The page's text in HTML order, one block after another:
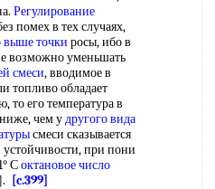
Регулирование
помех в тех случаях,
выше точки росы, ибо в
возможно уменьшать
смеси, вводимое в
топливо обладает
то его температура в
чем удругого вида
смеси сказывается
при пони
Соктановое число
[c.399]